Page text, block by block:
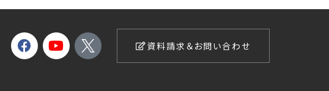
資料請求＆お問い合わせ